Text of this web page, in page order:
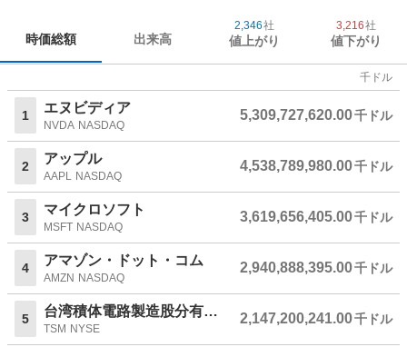
時価総額 出来高
2,346社
値上がり
3,216社
値下がり
千ドル
1 エヌビディア
NVDA NASDAQ
5,309,727,620.00千ドル
2 アップル
AAPL NASDAQ
4,538,789,980.00千ドル
3 マイクロソフト
MSFT NASDAQ
3,619,656,405.00千ドル
4 アマゾン・ドット・コム
AMZN NASDAQ
2,940,888,395.00千ドル
5 台湾積体電路製造股分有限公司
TSM NYSE
2,147,200,241.00千ドル